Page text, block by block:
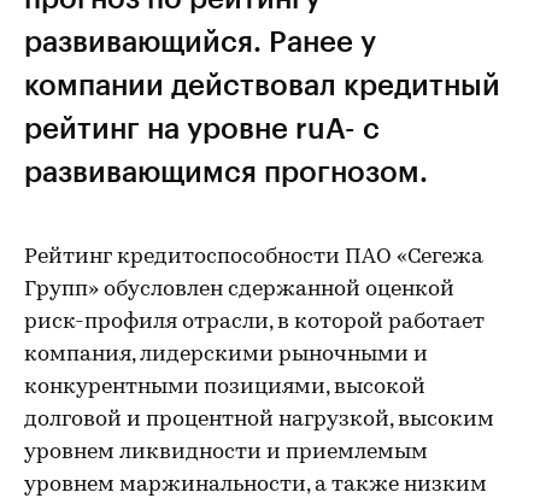
развивающийся. Ранее у
компании действовал кредитный
рейтинг на уровне ruA- c
развивающимся прогнозом.
Рейтинг кредитоспособности ПАО «Сегежа
Групп» обусловлен сдержанной оценкой
риск-профиля отрасли, в которой работает
компания, лидерскими рыночными и
конкурентными позициями, высокой
долговой и процентной нагрузкой, высоким
уровнем ликвидности и приемлемым
уровнем маржинальности, а также низким